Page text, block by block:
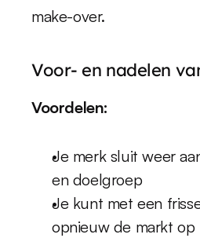
make-over.
Voor- en nadelen
Voordelen:
Je merk sluit weer
en doelgroep
Je kunt met een
opnieuw de markt op